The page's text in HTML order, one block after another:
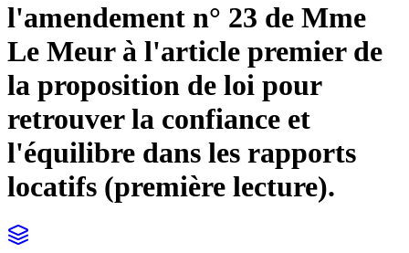
l'amendement n° 23 de Mme
Le Meur à l'article premier de
la proposition de loi pour
retrouver la confiance et
l'équilibre dans les rapports
locatifs (première lecture).